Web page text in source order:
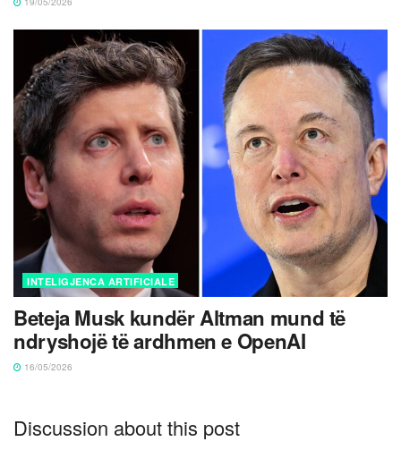
INTELIGJENCA ARTIFICIALE
Beteja Musk kundër Altman mund të
ndryshojë të ardhmen e OpenAI
16/05/2026
Discussion about this post